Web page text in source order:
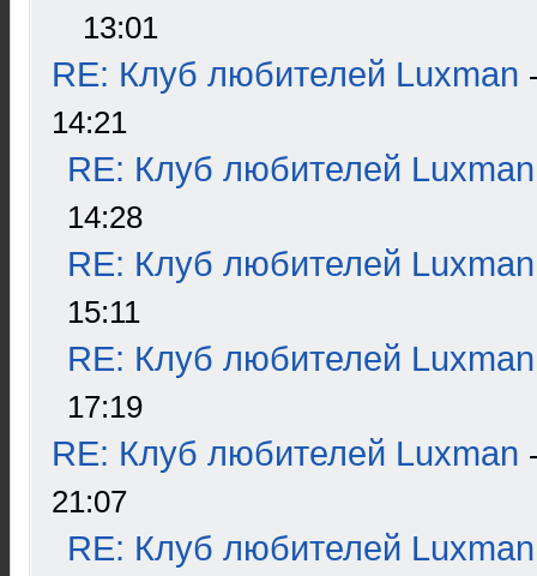
13:01
RE: Клуб любителей Luxman
14:21
RE: Клуб любителей Luxman
14:28
RE: Клуб любителей Luxman
15:11
RE: Клуб любителей Luxman
17:19
RE: Клуб любителей Luxman
21:07
RE: Клуб любителей Luxman